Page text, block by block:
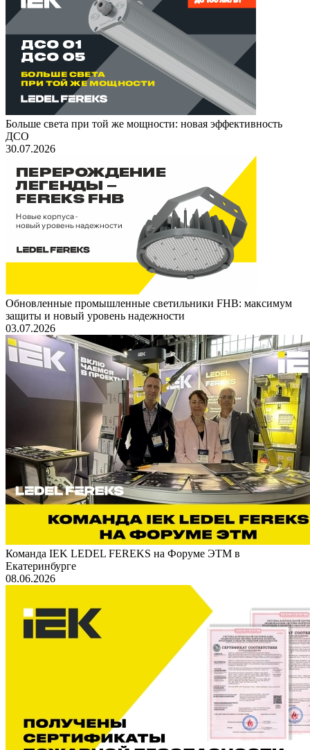
Больше света при той же мощности: новая эффективность
ДСО
30.07.2026
Обновленные промышленные светильники FHB: максимум
защиты и новый уровень надежности
03.07.2026
Команда IEK LEDEL FEREKS на Форуме ЭТМ в
Екатеринбурге
08.06.2026